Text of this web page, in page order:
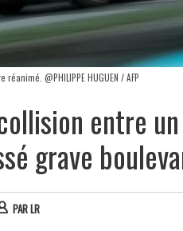
@PHILIPPE HUGUEN / AFP
entre
grave
PARLR